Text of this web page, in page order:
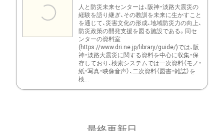
人と防災未来センターは、阪神・淡路大震災の
経験を語り継ぎ、その教訓を未来に生かすこと
を通じて、災害文化の形成、地域防災力の向上、
防災政策の開発支援を図る施設である。同セ
ンターの資料室
(https://www.dri.ne.jp/library/guide/)では、阪
神・淡路大震災に関する資料を中心に収集・保
存しており、検索システムでは一次資料（モノ・
紙・写真・映像音声）、二次資料（図書・雑誌）を
検...